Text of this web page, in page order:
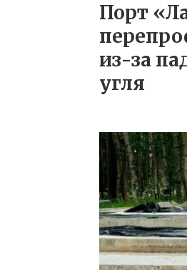
Порт
из-за
угля